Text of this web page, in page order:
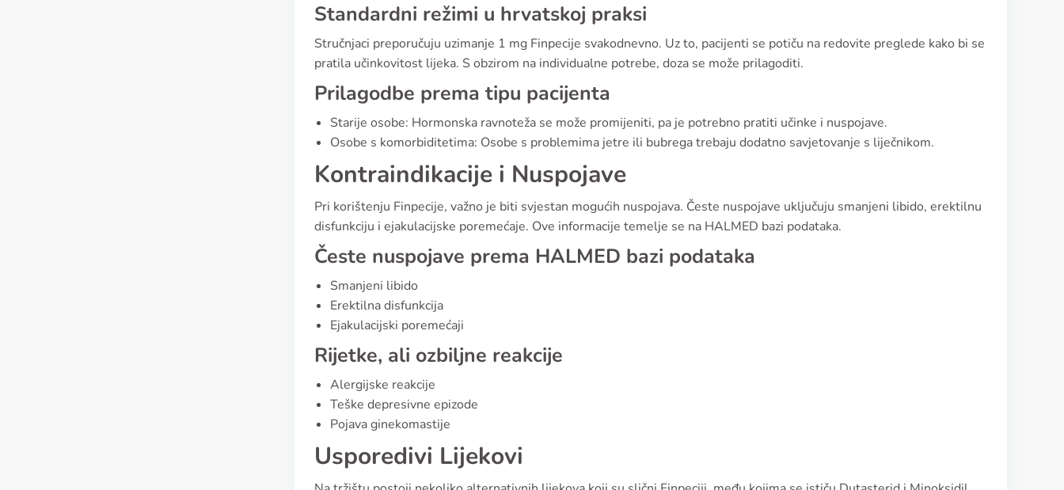
Standardni režimi u hrvatskoj praksi
Stručnjaci preporučuju uzimanje 1 mg Finpecije svakodnevno. Uz to, pacijenti se potiču na redovite preglede kako bi se
pratila učinkovitost lijeka. S obzirom na individualne potrebe, doza se može prilagoditi.
Prilagodbe prema tipu pacijenta
Starije osobe: Hormonska ravnoteža se može promijeniti, pa je potrebno pratiti učinke i nuspojave.
Osobe s komorbiditetima: Osobe s problemima jetre ili bubrega trebaju dodatno savjetovanje s liječnikom.
Kontraindikacije i Nuspojave
Pri korištenju Finpecije, važno je biti svjestan mogućih nuspojava. Česte nuspojave uključuju smanjeni libido, erektilnu
disfunkciju i ejakulacijske poremećaje. Ove informacije temelje se na HALMED bazi podataka.
Česte nuspojave prema HALMED bazi podataka
Smanjeni libido
Erektilna disfunkcija
Ejakulacijski poremećaji
Rijetke, ali ozbiljne reakcije
Alergijske reakcije
Teške depresivne epizode
Pojava ginekomastije
Usporedivi Lijekovi